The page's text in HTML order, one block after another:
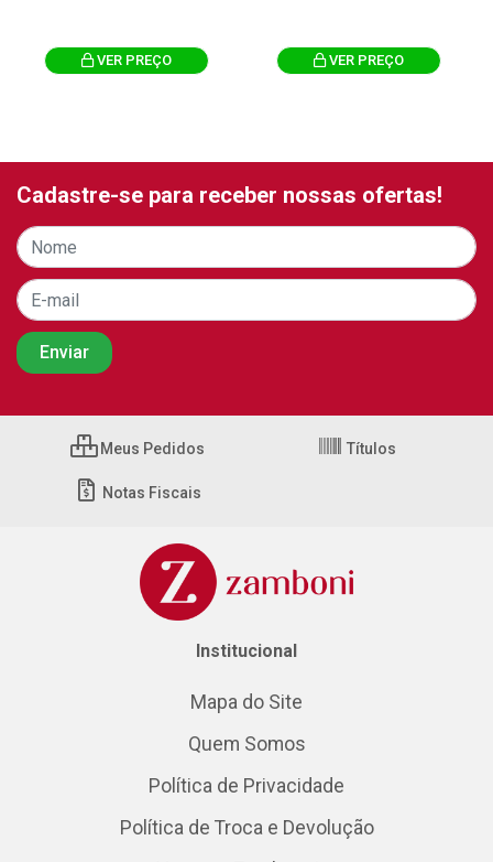
VER PREÇO VER PREÇO
Cadastre-se para receber nossas ofertas!
Meus Pedidos Títulos
Notas Fiscais
Institucional
Mapa do Site
Quem Somos
Política de Privacidade
Política de Troca e Devolução